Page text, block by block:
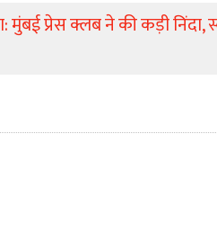
मुंबई प्रेस क्लब ने की कड़ी